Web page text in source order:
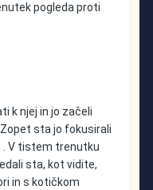
pogleda proti
k njej in jo začeli
sta jo fokusirali
. V tistem trenutku
sta, kot vidite,
in s kotičkom